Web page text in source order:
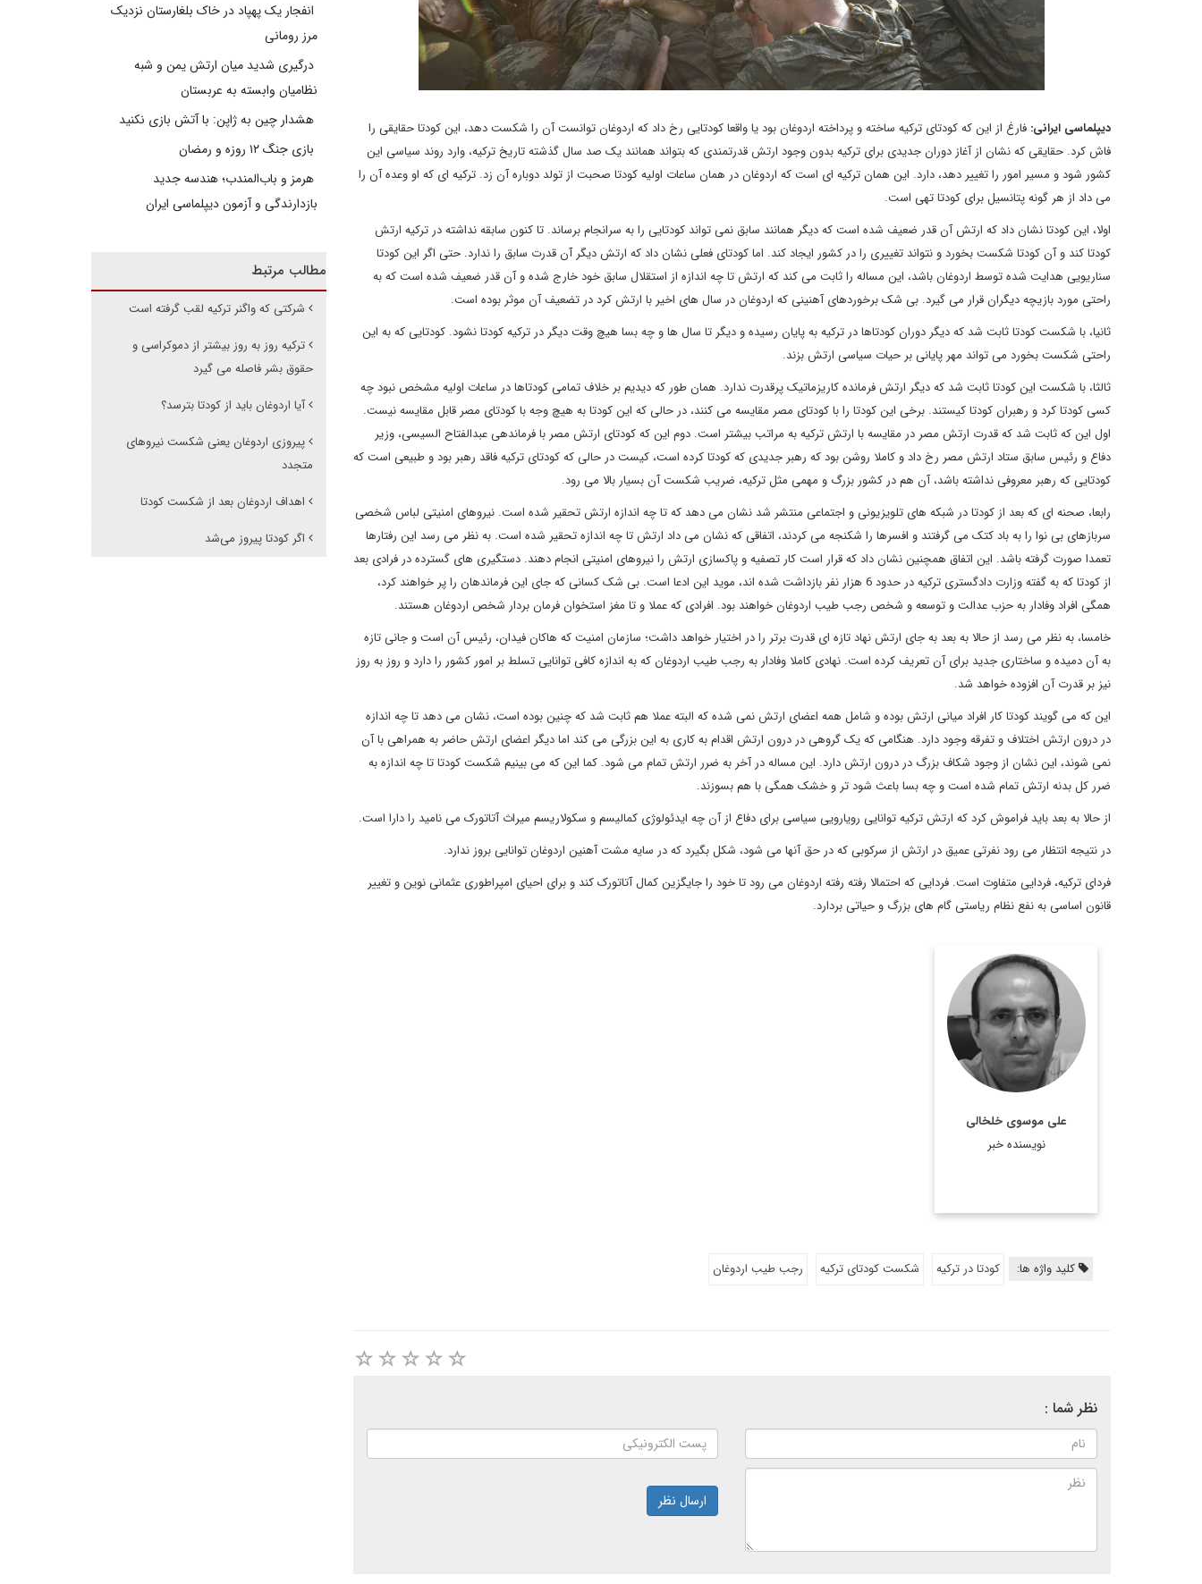
دیپلماسی ایرانی: فارغ از این که کودتای ترکیه ساخته و پرداخته اردوغان بود یا واقعا کودتایی رخ داد که اردوغان توانست آن را شکست دهد، این کودتا حقایقی را
فاش کرد. حقایقی که نشان از آغاز دوران جدیدی برای ترکیه بدون وجود ارتش قدرتمندی که بتواند همانند یک صد سال گذشته تاریخ ترکیه، وارد روند سیاسی این
کشور شود و مسیر امور را تغییر دهد، دارد. این همان ترکیه ای است که اردوغان در همان ساعات اولیه کودتا صحبت از تولد دوباره آن زد. ترکیه ای که او وعده آن را
می داد از هر گونه پتانسیل برای کودتا تهی است.
اولا، این کودتا نشان داد که ارتش آن قدر ضعیف شده است که دیگر همانند سابق نمی تواند کودتایی را به سرانجام برساند. تا کنون سابقه نداشته در ترکیه ارتش
کودتا کند و آن کودتا شکست بخورد و نتواند تغییری را در کشور ایجاد کند. اما کودتای فعلی نشان داد که ارتش دیگر آن قدرت سابق را ندارد. حتی اگر این کودتا
سناریویی هدایت شده توسط اردوغان باشد، این مساله را ثابت می کند که ارتش تا چه اندازه از استقلال سابق خود خارج شده و آن قدر ضعیف شده است که به
راحتی مورد بازیچه دیگران قرار می گیرد. بی شک برخوردهای آهنینی که اردوغان در سال های اخیر با ارتش کرد در تضعیف آن موثر بوده است.
ثانیا، با شکست کودتا ثابت شد که دیگر دوران کودتاها در ترکیه به پایان رسیده و دیگر تا سال ها و چه بسا هیچ وقت دیگر در ترکیه کودتا نشود. کودتایی که به این
راحتی شکست بخورد می تواند مهر پایانی بر حیات سیاسی ارتش بزند.
ثالثا، با شکست این کودتا ثابت شد که دیگر ارتش فرمانده کاریزماتیک پرقدرت ندارد. همان طور که دیدیم بر خلاف تمامی کودتاها در ساعات اولیه مشخص نبود چه
کسی کودتا کرد و رهبران کودتا کیستند. برخی این کودتا را با کودتای مصر مقایسه می کنند، در حالی که این کودتا به هیچ وجه با کودتای مصر قابل مقایسه نیست.
اول این که ثابت شد که قدرت ارتش مصر در مقایسه با ارتش ترکیه به مراتب بیشتر است. دوم این که کودتای ارتش مصر با فرماندهی عبدالفتاح السیسی، وزیر
دفاع و رئیس سابق ستاد ارتش مصر رخ داد و کاملا روشن بود که رهبر جدیدی که کودتا کرده است، کیست در حالی که کودتای ترکیه فاقد رهبر بود و طبیعی است که
کودتایی که رهبر معروفی نداشته باشد، آن هم در کشور بزرگ و مهمی مثل ترکیه، ضریب شکست آن بسیار بالا می رود.
رابعا، صحنه ای که بعد از کودتا در شبکه های تلویزیونی و اجتماعی منتشر شد نشان می دهد که تا چه اندازه ارتش تحقیر شده است. نیروهای امنیتی لباس شخصی
سربازهای بی نوا را به باد کتک می گرفتند و افسرها را شکنجه می کردند، اتفاقی که نشان می داد ارتش تا چه اندازه تحقیر شده است. به نظر می رسد این رفتارها
تعمدا صورت گرفته باشد. این اتفاق همچنین نشان داد که قرار است کار تصفیه و پاکسازی ارتش را نیروهای امنیتی انجام دهند. دستگیری های گسترده در فرادی بعد
از کودتا که به گفته وزارت دادگستری ترکیه در حدود 6 هزار نفر بازداشت شده اند، موید این ادعا است. بی شک کسانی که جای این فرماندهان را پر خواهند کرد،
همگی افراد وفادار به حزب عدالت و توسعه و شخص رجب طیب اردوغان خواهند بود. افرادی که عملا و تا مغز استخوان فرمان بردار شخص اردوغان هستند.
خامسا، به نظر می رسد از حالا به بعد به جای ارتش نهاد تازه ای قدرت برتر را در اختیار خواهد داشت؛ سازمان امنیت که هاکان فیدان، رئیس آن است و جانی تازه
به آن دمیده و ساختاری جدید برای آن تعریف کرده است. نهادی کاملا وفادار به رجب طیب اردوغان که به اندازه کافی توانایی تسلط بر امور کشور را دارد و روز به روز
نیز بر قدرت آن افزوده خواهد شد.
این که می گویند کودتا کار افراد میانی ارتش بوده و شامل همه اعضای ارتش نمی شده که البته عملا هم ثابت شد که چنین بوده است، نشان می دهد تا چه اندازه
در درون ارتش اختلاف و تفرقه وجود دارد. هنگامی که یک گروهی در درون ارتش اقدام به کاری به این بزرگی می کند اما دیگر اعضای ارتش حاضر به همراهی با آن
نمی شوند، این نشان از وجود شکاف بزرگ در درون ارتش دارد. این مساله در آخر به ضرر ارتش تمام می شود. کما این که می بینیم شکست کودتا تا چه اندازه به
ضرر کل بدنه ارتش تمام شده است و چه بسا باعث شود تر و خشک همگی با هم بسوزند.
از حالا به بعد باید فراموش کرد که ارتش ترکیه توانایی رویارویی سیاسی برای دفاع از آن چه ایدئولوژی کمالیسم و سکولاریسم میراث آتاتورک می نامید را دارا است.
در نتیجه انتظار می رود نفرتی عمیق در ارتش از سرکوبی که در حق آنها می شود، شکل بگیرد که در سایه مشت آهنین اردوغان توانایی بروز ندارد.
فردای ترکیه، فردایی متفاوت است. فردایی که احتمالا رفته رفته اردوغان می رود تا خود را جایگزین کمال آتاتورک کند و برای احیای امپراطوری عثمانی نوین و تغییر
قانون اساسی به نفع نظام ریاستی گام های بزرگ و حیاتی بردارد.
على موسوى خلخالى
نویسنده خبر
مترجم، روزنامه نگار و
معاون سردبیر دیپلماسی
ایرانی.
اطلاعات بیشتر
کلید واژه ها: کودتا در ترکیه شکست کودتای ترکیه رجب طیب اردوغان
نظر شما :
ارسال نظر
انفجار یک پهپاد در خاک بلغارستان نزدیک
مرز رومانی
درگیری شدید میان ارتش یمن و شبه
نظامیان وابسته به عربستان
هشدار چین به ژاپن: با آتش بازی نکنید
بازی جنگ ۱۲ روزه و رمضان
هرمز و باب‌المندب؛ هندسه جدید
بازدارندگی و آزمون دیپلماسی ایران
مطالب مرتبط
شرکتی که واگنر ترکیه لقب گرفته است
ترکیه روز به روز بیشتر از دموکراسی و
حقوق بشر فاصله می گیرد
آیا اردوغان باید از کودتا بترسد؟
پیروزی اردوغان یعنی شکست نیروهای
متجدد
اهداف اردوغان بعد از شکست کودتا
اگر کودتا پیروز می‌شد